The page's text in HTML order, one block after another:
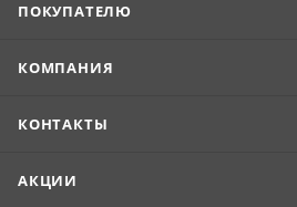
ПОКУПАТЕЛЮ
КОМПАНИЯ
КОНТАКТЫ
АКЦИИ